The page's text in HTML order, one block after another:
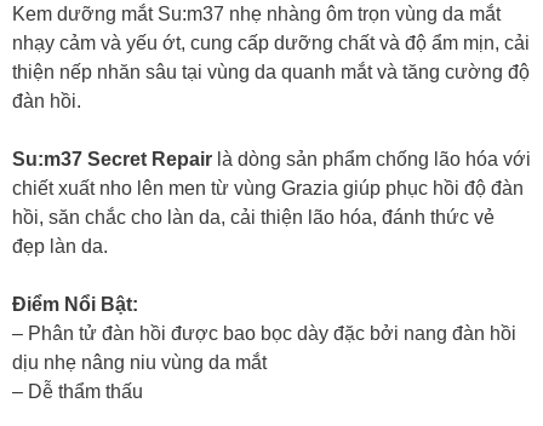
Kem dưỡng mắt Su:m37 nhẹ nhàng ôm trọn vùng da mắt
nhạy cảm và yếu ớt, cung cấp dưỡng chất và độ ẩm mịn, cải
thiện nếp nhăn sâu tại vùng da quanh mắt và tăng cường độ
đàn hồi.
Su:m37 Secret Repair là dòng sản phẩm chống lão hóa với
chiết xuất nho lên men từ vùng Grazia giúp phục hồi độ đàn
hồi, săn chắc cho làn da, cải thiện lão hóa, đánh thức vẻ
đẹp làn da.
Điểm Nổi Bật:
– Phân tử đàn hồi được bao bọc dày đặc bởi nang đàn hồi
dịu nhẹ nâng niu vùng da mắt
– Dễ thẩm thấu